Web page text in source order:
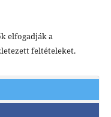
elfogadják a
feltételeket.